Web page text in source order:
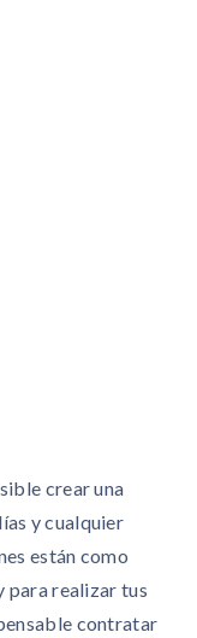
crear una
y cualquier
están como
para realizar tus
contratar